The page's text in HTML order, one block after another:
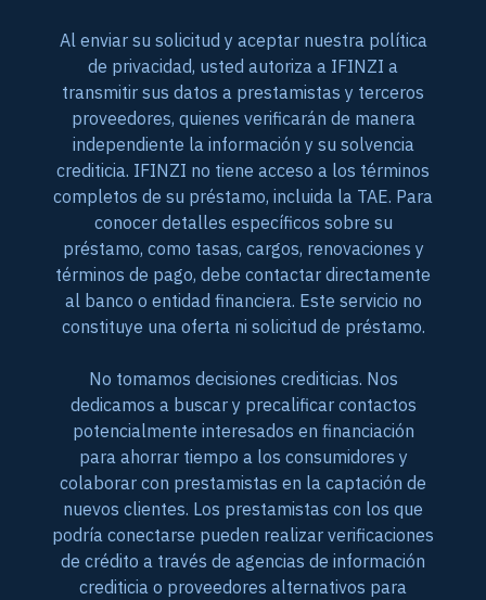
Al enviar su solicitud y aceptar nuestra política
de privacidad, usted autoriza a IFINZI a
transmitir sus datos a prestamistas y terceros
proveedores, quienes verificarán de manera
independiente la información y su solvencia
crediticia. IFINZI no tiene acceso a los términos
completos de su préstamo, incluida la TAE. Para
conocer detalles específicos sobre su
préstamo, como tasas, cargos, renovaciones y
términos de pago, debe contactar directamente
al banco o entidad financiera. Este servicio no
constituye una oferta ni solicitud de préstamo.
No tomamos decisiones crediticias. Nos
dedicamos a buscar y precalificar contactos
potencialmente interesados en financiación
para ahorrar tiempo a los consumidores y
colaborar con prestamistas en la captación de
nuevos clientes. Los prestamistas con los que
podría conectarse pueden realizar verificaciones
de crédito a través de agencias de información
crediticia o proveedores alternativos para